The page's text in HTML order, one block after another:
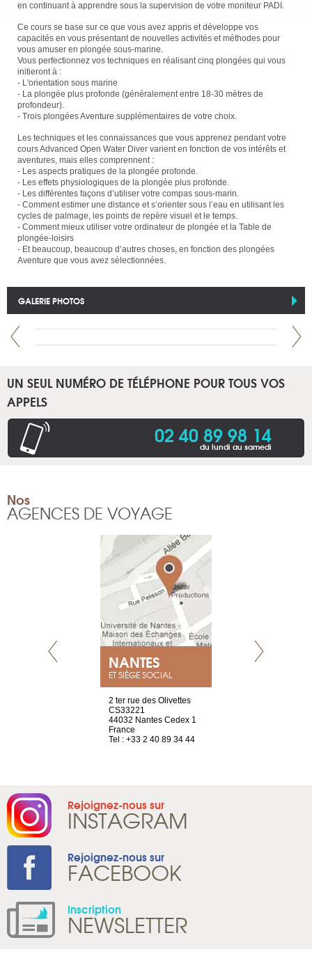
en continuant à apprendre sous la supervision de votre moniteur PADI.
Ce cours se base sur ce que vous avez appris et développe vos
capacités en vous présentant de nouvelles activités et méthodes pour
vous amuser en plongée sous-marine.
Vous perfectionnez vos techniques en réalisant cinq plongées qui vous
initieront à :
- L'orientation sous marine
- La plongée plus profonde (généralement entre 18-30 mètres de
profondeur).
- Trois plongées Aventure supplémentaires de votre choix.
Les techniques et les connaissances que vous apprenez pendant votre
cours Advanced Open Water Diver varient en fonction de vos intérêts et
aventures, mais elles comprennent :
- Les aspects pratiques de la plongée profonde.
- Les effets physiologiques de la plongée plus profonde.
- Les différentes façons d’utiliser votre compas sous-marin.
- Comment estimer une distance et s’orienter sous l’eau en utilisant les
cycles de palmage, les points de repère visuel et le temps.
- Comment mieux utiliser votre ordinateur de plongée et la Table de
plongée-loisirs
- Et beaucoup, beaucoup d’autres choses, en fonction des plongées
Aventure que vous avez sélectionnées.
GALERIE PHOTOS
UN SEUL NUMÉRO DE TÉLÉPHONE POUR TOUS VOS
APPELS
02 40 89 98 14
du lundi au samedi
Nos
AGENCES DE VOYAGE
NANTES
ET SIÈGE SOCIAL
2 ter rue des Olivettes
CS33221
44032 Nantes Cedex 1
France
Tel : +33 2 40 89 34 44
Rejoignez-nous sur
INSTAGRAM
Rejoignez-nous sur
FACEBOOK
Inscription
NEWSLETTER